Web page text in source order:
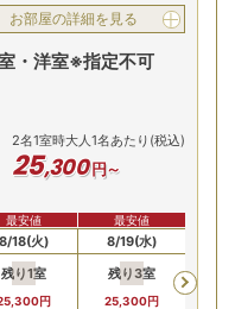
に据えた、料理長自慢の
、地産の旬食材をふんだ
です。
お部屋の詳細を見る
・洋室※指定不可
2名1室時大人1名あたり(税込)
25,300円～
8/18(火)
残り1室
円
最安値
8/19(水)
残り3室
25,300円
最安値